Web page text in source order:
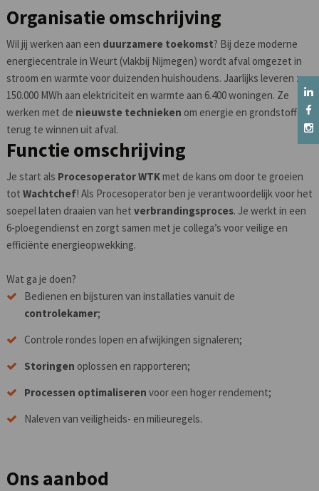
Organisatie omschrijving
Wil jij werken aan een duurzamere toekomst? Bij deze moderne
energiecentrale in Weurt (vlakbij Nijmegen) wordt afval omgezet in
stroom en warmte voor duizenden huishoudens. Jaarlijks leveren ze
150.000 MWh aan elektriciteit en warmte aan 6.400 woningen. Ze
werken met de nieuwste technieken om energie en grondstoffen
terug te winnen uit afval.
Functie omschrijving
Je start als Procesoperator WTKmet de kans om door te groeien
tot Wachtchef! Als Procesoperator ben je verantwoordelijk voor het
soepel laten draaien van het verbrandingsproces. Je werkt in een
6-ploegendienst en zorgt samen met je collega’s voor veilige en
efficiënte energieopwekking.
Wat ga je doen?
Bedienen en bijsturen van installaties vanuit de
controlekamer;
Controle rondes lopen en afwijkingen signaleren;
Storingen oplossen en rapporteren;
Processen optimaliseren voor een hoger rendement;
Naleven van veiligheids- en milieuregels.
Ons aanbod